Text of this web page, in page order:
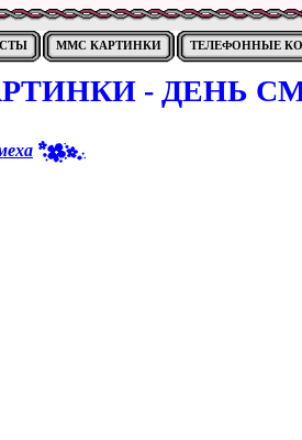
ММС КАРТИНКИ ТЕЛЕФОННЫЕ
- ДЕНЬ